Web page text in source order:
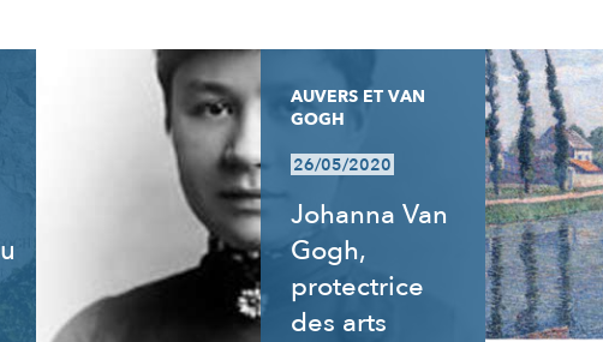
AUVERS ET VAN
GOGH
26/05/2020
Johanna Van
Gogh,
protectrice
des arts